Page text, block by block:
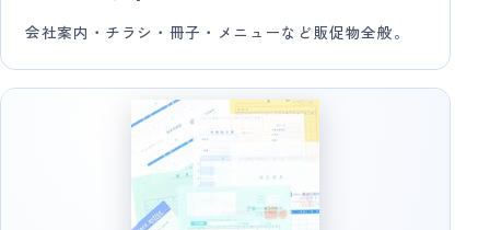
会社案内・チラシ・冊子・メニューなど販促物全般。